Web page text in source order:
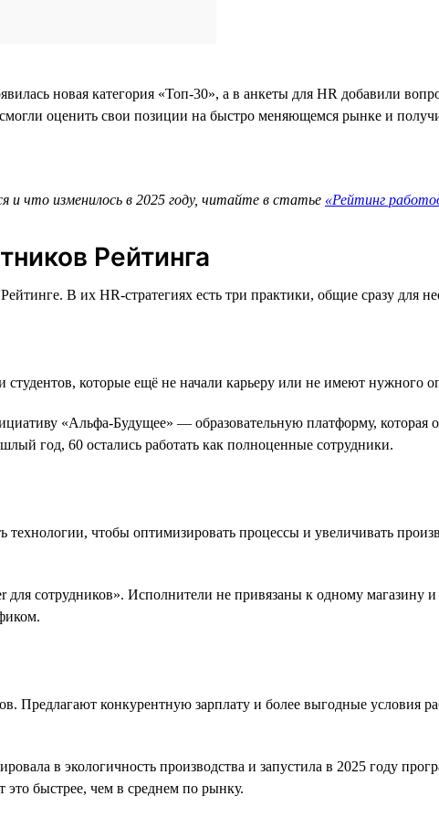
новая категория «Топ-30», а в анкеты для HR добавили
оценить свои позиции на быстро меняющемся рынке и
и что изменилось в 2025 году, читайте в статье «Рейтинг
Рейтинга
В их HR-стратегиях есть три практики, общие сразу для
которые ещё не начали карьеру или не имеют нужного
«Альфа-Будущее» — образовательную платформу, которая
год, 60 остались работать как полноценные сотрудники.
чтобы оптимизировать процессы и увеличивать
сотрудников». Исполнители не привязаны к одному магазину
Предлагают конкурентную зарплату и более выгодные условия
в экологичность производства и запустила в 2025 году
быстрее, чем в среднем по рынку.